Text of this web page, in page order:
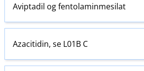
Aviptadil og fentolaminmesilat
Azacitidin, se L01B C